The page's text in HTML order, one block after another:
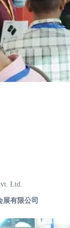
Ltd.
有限公司